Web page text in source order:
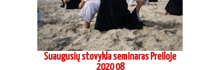
Suaugusių stovykla seminaras Preiloje
2020 08